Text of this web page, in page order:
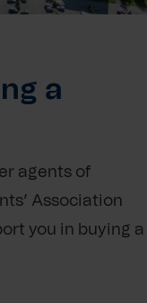
a
agents of
Association
you in buying a